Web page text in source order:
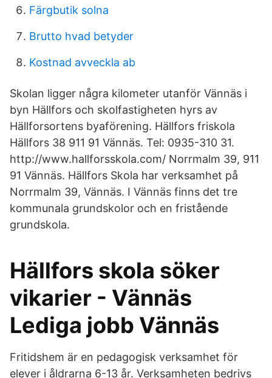
Färgbutik solna
Brutto hvad betyder
Kostnad avveckla ab
Skolan ligger några kilometer utanför Vännäs i
byn Hällfors och skolfastigheten hyrs av
Hällforsortens byaförening. Hällfors friskola
Hällfors 38 911 91 Vännäs. Tel: 0935-310 31.
http://www.hallforsskola.com/ Norrmalm 39, 911
91 Vännäs. Hällfors Skola har verksamhet på
Norrmalm 39, Vännäs. I Vännäs finns det tre
kommunala grundskolor och en fristående
grundskola.
Hällfors skola söker
vikarier - Vännäs
Lediga jobb Vännäs
Fritidshem är en pedagogisk verksamhet för
elever i åldrarna 6-13 år. Verksamheten bedrivs